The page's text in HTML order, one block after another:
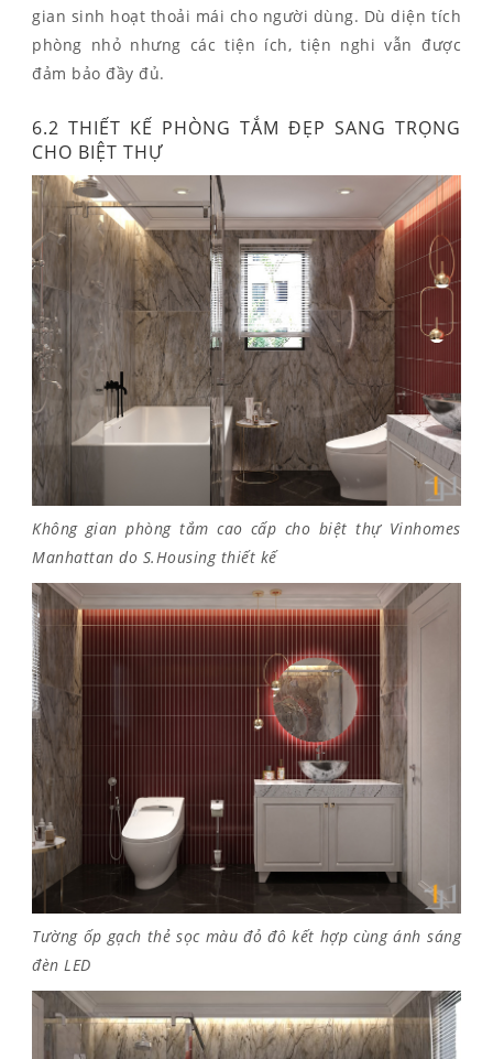
gian sinh hoạt thoải mái cho người dùng. Dù diện tích
phòng nhỏ nhưng các tiện ích, tiện nghi vẫn được
đảm bảo đầy đủ.
6.2 THIẾT KẾ PHÒNG TẮM ĐẸP SANG TRỌNG
CHO BIỆT THỰ
Không gian phòng tắm cao cấp cho biệt thự Vinhomes
Manhattan do S.Housing thiết kế
Tường ốp gạch thẻ sọc màu đỏ đô kết hợp cùng ánh sáng
đèn LED